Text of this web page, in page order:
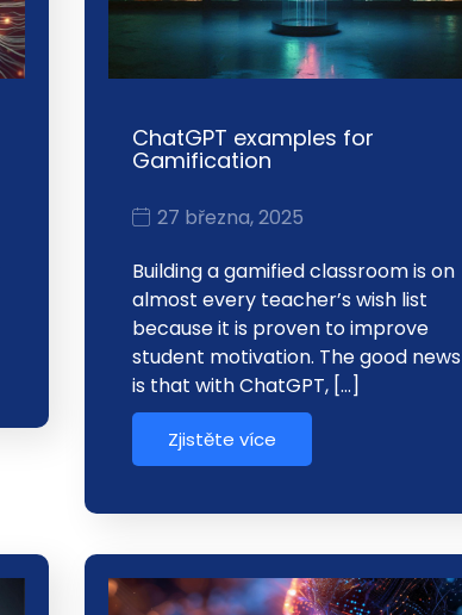
ChatGPT examples for
Gamification
27 března, 2025
Building a gamified classroom is on
almost every teacher’s wish list
because it is proven to improve
student motivation. The good news
is that with ChatGPT, […]
Zjistěte více